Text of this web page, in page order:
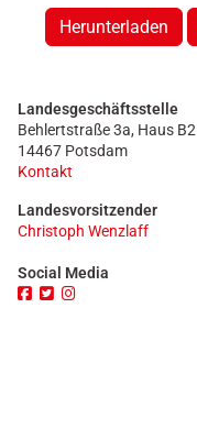
Herunterladen
Landesgeschäftsstelle
Behlertstraße 3a, Haus B2
14467 Potsdam
Kontakt
Landesvorsitzender
Christoph Wenzlaff
Social Media